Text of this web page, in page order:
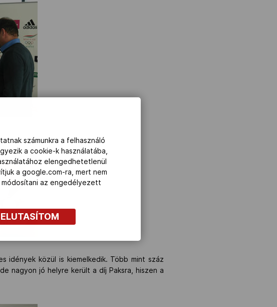
idények közül is kiemelkedik. Több mint száz
nagyon jó helyre került a díj Paksra, hiszen a
számunkra a felhasználó
a cookie-k használatába,
elengedhetetlenül
a google.com-ra, mert nem
az engedélyezett
ELUTASÍTOM